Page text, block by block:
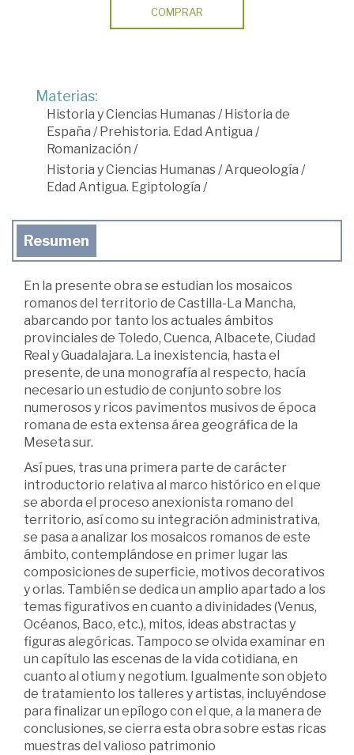
COMPRAR
Materias:
Historia y Ciencias Humanas/Historia de
España /Prehistoria. Edad Antigua /
Romanización /
Historia y Ciencias Humanas/Arqueología /
Edad Antigua. Egiptología /
Resumen
En la presente obra se estudian los mosaicos
romanos del territorio de Castilla-La Mancha,
abarcando por tanto los actuales ámbitos
provinciales de Toledo, Cuenca, Albacete, Ciudad
Real y Guadalajara. La inexistencia, hasta el
presente, de una monografía al respecto, hacía
necesario un estudio de conjunto sobre los
numerosos y ricos pavimentos musivos de época
romana de esta extensa área geográfica de la
Meseta sur.
Así pues, tras una primera parte de carácter
introductorio relativa al marco histórico en el que
se aborda el proceso anexionista romano del
territorio, así como su integración administrativa,
se pasa a analizar los mosaicos romanos de este
ámbito, contemplándose en primer lugar las
composiciones de superficie, motivos decorativos
y orlas. También se dedica un amplio apartado a los
temas figurativos en cuanto a divinidades (Venus,
Océanos, Baco, etc.), mitos, ideas abstractas y
figuras alegóricas. Tampoco se olvida examinar en
un capítulo las escenas de la vida cotidiana, en
cuanto al otium y negotium. Igualmente son objeto
de tratamiento los talleres y artistas, incluyéndose
para finalizar un epílogo con el que, a la manera de
conclusiones, se cierra esta obra sobre estas ricas
muestras del valioso patrimonio